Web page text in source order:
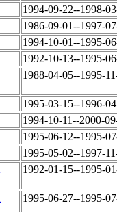
1994-09-22--1998-
1986-09-01--1997-
1994-10-01--1995-
1992-10-13--1995-
1988-04-05--1995-
1995-03-15--1996-
1994-10-11--2000-
1995-06-12--1995-
1995-05-02--1997-
1992-01-15--1995-
1995-06-27--1995-